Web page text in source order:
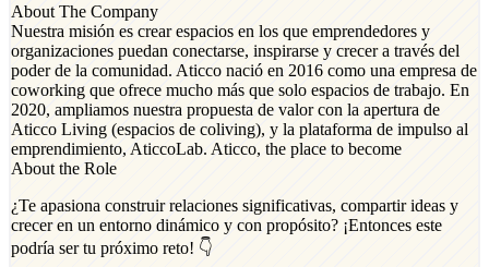
About The Company
Nuestra misión es crear espacios en los que emprendedores y
organizaciones puedan conectarse, inspirarse y crecer a través del
poder de la comunidad. Aticco nació en 2016 como una empresa de
coworking que ofrece mucho más que solo espacios de trabajo. En
2020, ampliamos nuestra propuesta de valor con la apertura de
Aticco Living (espacios de coliving), y la plataforma de impulso al
emprendimiento, AticcoLab. Aticco, the place to become
About the Role
¿Te apasiona construir relaciones significativas, compartir ideas y
crecer en un entorno dinámico y con propósito? ¡Entonces este
podría ser tu próximo reto! 👇